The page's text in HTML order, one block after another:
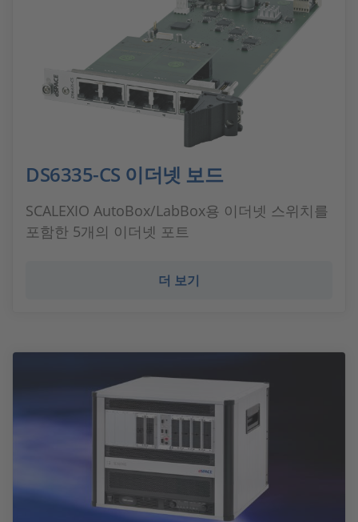
DS6335-CS 이더넷 보드
SCALEXIO AutoBox/LabBox용 이더넷 스위치를
포함한 5개의 이더넷 포트
더 보기